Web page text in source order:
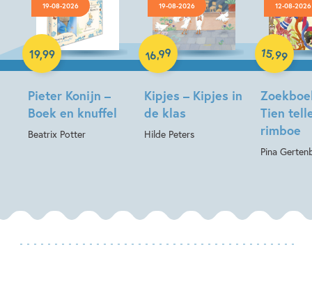
19-08-2026
Pieter Konijn –
Boek en knuffel
Beatrix Potter
19,99
Hardcover
19-08-2026
Kipjes – Kipjes in
de klas
Hilde Peters
16,99
Hardcover
12-08-2026
Tien
rimboe
Pina
15,99
Hardcover